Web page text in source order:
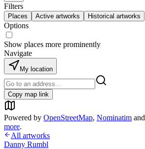
Filters
Places Active artworks Historical artworks
Options
Show places more prominently
Navigate
My location
Copy map link
Powered by OpenStreetMap, Nominatim and
more.
All artworks
Danny Rumbl